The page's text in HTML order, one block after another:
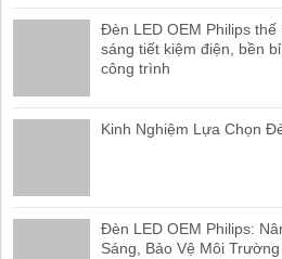
Đèn LED OEM Philips
sáng tiết kiệm điện, bền
công trình
Kinh Nghiệm Lựa Chọn
Đèn LED OEM Philips:
Sáng, Bảo Vệ Môi Trường